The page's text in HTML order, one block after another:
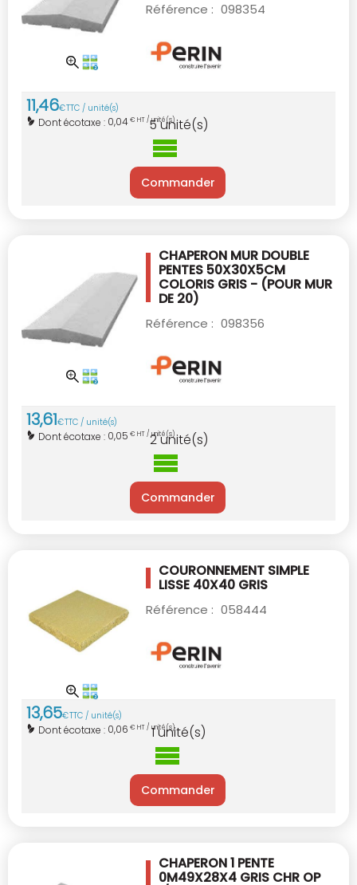
Référence : 098354
11,46€TTC / unité(s)
Dont écotaxe : 0,04€ HT / unité(s)
5unité(s)
Commander
CHAPERON MUR DOUBLE
PENTES 50X30X5CM
COLORIS GRIS - (POUR MUR
DE 20)
Référence : 098356
13,61€TTC / unité(s)
Dont écotaxe : 0,05 € HT / unité(s)
2unité(s)
Commander
COURONNEMENT SIMPLE
LISSE 40X40 GRIS
Référence : 058444
13,65€TTC / unité(s)
Dont écotaxe : 0,06 € HT / unité(s)
1unité(s)
Commander
CHAPERON 1 PENTE
0M49X28X4 GRIS CHR OP